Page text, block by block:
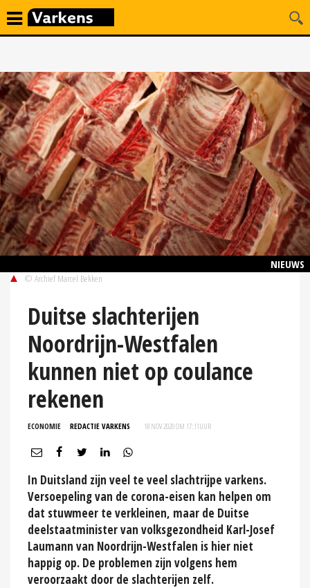
NIEUWS
© Archief Marcel Bekken
Duitse slachterijen
Noordrijn-Westfalen
kunnen niet op coulance
rekenen
ECONOMIE REDACTIE VARKENS 18 NOV 2020 OM 17:11UUR
In Duitsland zijn veel te veel slachtrijpe varkens.
Versoepeling van de corona-eisen kan helpen om
dat stuwmeer te verkleinen, maar de Duitse
deelstaatminister van volksgezondheid Karl-Josef
Laumann van Noordrijn-Westfalen is hier niet
happig op. De problemen zijn volgens hem
veroorzaakt door de slachterijen zelf.